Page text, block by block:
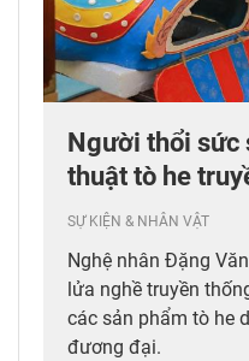
Người thổi sức
thuật tò he
SỰ KIỆN & NHÂN VẬT
Nghệ nhân Đặng
lửa nghề truyền
các sản phẩm tò he
đương đại.